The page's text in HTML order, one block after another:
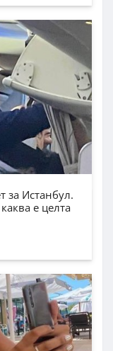
за Истанбул.
е целта